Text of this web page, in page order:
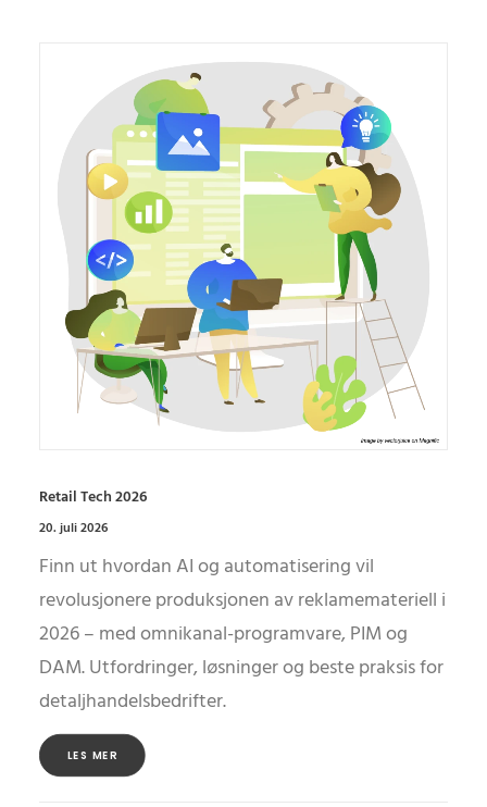
Retail Tech 2026
20. juli 2026
Finn ut hvordan AI og automatisering vil
revolusjonere produksjonen av reklamemateriell i
2026 – med omnikanal-programvare, PIM og
DAM. Utfordringer, løsninger og beste praksis for
detaljhandelsbedrifter.
LES MER